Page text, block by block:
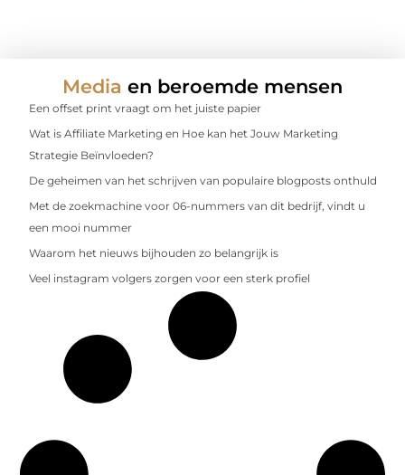
Media en beroemde mensen
Een offset print vraagt om het juiste papier
Wat is Affiliate Marketing en Hoe kan het Jouw Marketing
Strategie Beïnvloeden?
De geheimen van het schrijven van populaire blogposts onthuld
Met de zoekmachine voor 06-nummers van dit bedrijf, vindt u
een mooi nummer
Waarom het nieuws bijhouden zo belangrijk is
Veel instagram volgers zorgen voor een sterk profiel